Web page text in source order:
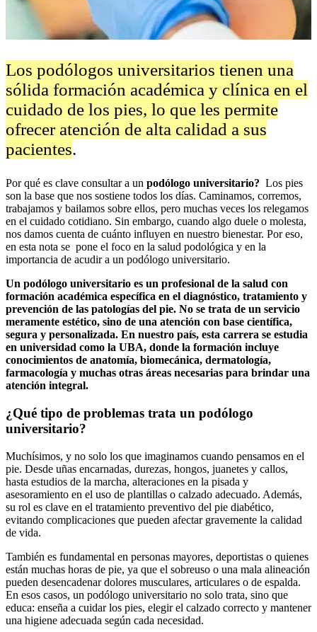
Los podólogos universitarios tienen una
sólida formación académica y clínica en el
cuidado de los pies, lo que les permite
ofrecer atención de alta calidad a sus
pacientes.
Por qué es clave consultar a un podólogo universitario? Los pies
son la base que nos sostiene todos los días. Caminamos, corremos,
trabajamos y bailamos sobre ellos, pero muchas veces los relegamos
en el cuidado cotidiano. Sin embargo, cuando algo duele o molesta,
nos damos cuenta de cuánto influyen en nuestro bienestar. Por eso,
en esta nota se pone el foco en la salud podológica y en la
importancia de acudir a un podólogo universitario.
Un podólogo universitario es un profesional de la salud con
formación académica específica en el diagnóstico, tratamiento y
prevención de las patologías del pie. No se trata de un servicio
meramente estético, sino de una atención con base científica,
segura y personalizada. En nuestro país, esta carrera se estudia
en universidad como la UBA, donde la formación incluye
conocimientos de anatomía, biomecánica, dermatología,
farmacología y muchas otras áreas necesarias para brindar una
atención integral.
¿Qué tipo de problemas trata un podólogo
universitario?
Muchísimos, y no solo los que imaginamos cuando pensamos en el
pie. Desde uñas encarnadas, durezas, hongos, juanetes y callos,
hasta estudios de la marcha, alteraciones en la pisada y
asesoramiento en el uso de plantillas o calzado adecuado. Además,
su rol es clave en el tratamiento preventivo del pie diabético,
evitando complicaciones que pueden afectar gravemente la calidad
de vida.
También es fundamental en personas mayores, deportistas o quienes
están muchas horas de pie, ya que el sobreuso o una mala alineación
pueden desencadenar dolores musculares, articulares o de espalda.
En esos casos, un podólogo universitario no solo trata, sino que
educa: enseña a cuidar los pies, elegir el calzado correcto y mantener
una higiene adecuada según cada necesidad.